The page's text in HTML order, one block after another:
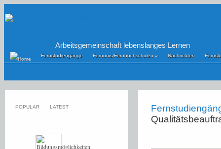
Arbeitsgemeinschaft lebenslanges Lernen
Fernstudiengänge Fernunis/Fernhochschulen » Nachrichten
POPULAR LATEST